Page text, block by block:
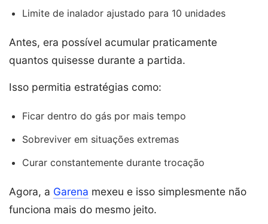
Limite de inalador ajustado para 10 unidades
Antes, era possível acumular praticamente
quantos quisesse durante a partida.
Isso permitia estratégias como:
Ficar dentro do gás por mais tempo
Sobreviver em situações extremas
Curar constantemente durante trocação
Agora, a Garena mexeu e isso simplesmente não
funciona mais do mesmo jeito.